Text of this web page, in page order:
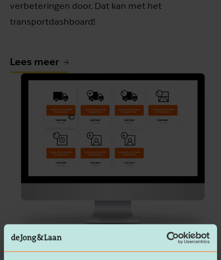
verbeteringen door. Dat kan met het
transportdashboard!
Lees meer